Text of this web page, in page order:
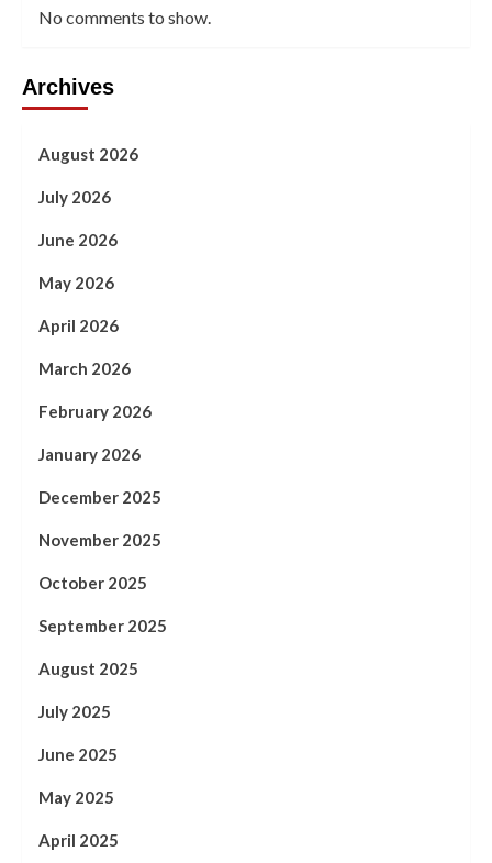
No comments to show.
Archives
August 2026
July 2026
June 2026
May 2026
April 2026
March 2026
February 2026
January 2026
December 2025
November 2025
October 2025
September 2025
August 2025
July 2025
June 2025
May 2025
April 2025